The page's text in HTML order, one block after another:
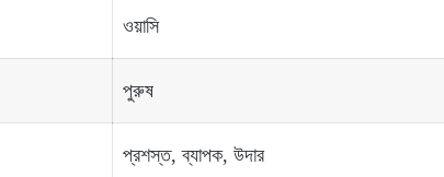
ওয়াসি
পুরুষ
প্রশস্ত, ব্যাপক, উদার